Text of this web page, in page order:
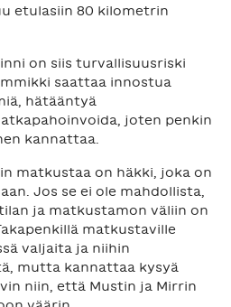
etulasiin 80 kilometrin
on siis turvallisuusriski
saattaa innostua
hätääntyä
joten penkin
kannattaa.
matkustaa on häkki, joka on
Jos se ei ole mahdollista,
ja matkustamon väliin on
matkustaville
valjaita ja niihin
mutta kannattaa kysyä
niin, että Mustin ja Mirrin